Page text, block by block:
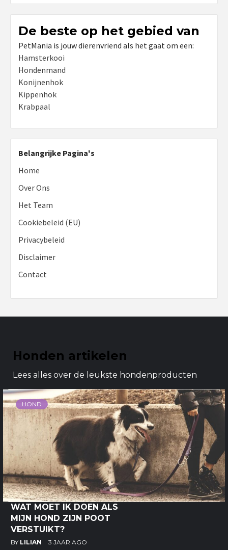
De beste op het gebied van
PetMania is jouw dierenvriend als het gaat om een:
Hamsterkooi
Hondenmand
Konijnenhok
Kippenhok
Krabpaal
Belangrijke Pagina's
Home
Over Ons
Het Team
Cookiebeleid (EU)
Privacybeleid
Disclaimer
Contact
Honden artikelen
Lees alles over de leukste hondenproducten
HOND
WAT MOET IK DOEN ALS
MIJN HOND ZIJN POOT
VERSTUIKT?
BY LILIAN 3 JAAR AGO